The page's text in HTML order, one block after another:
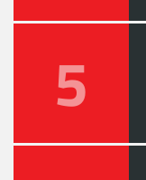
5